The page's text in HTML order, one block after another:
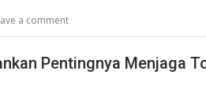
a comment
Pentingnya Menjaga